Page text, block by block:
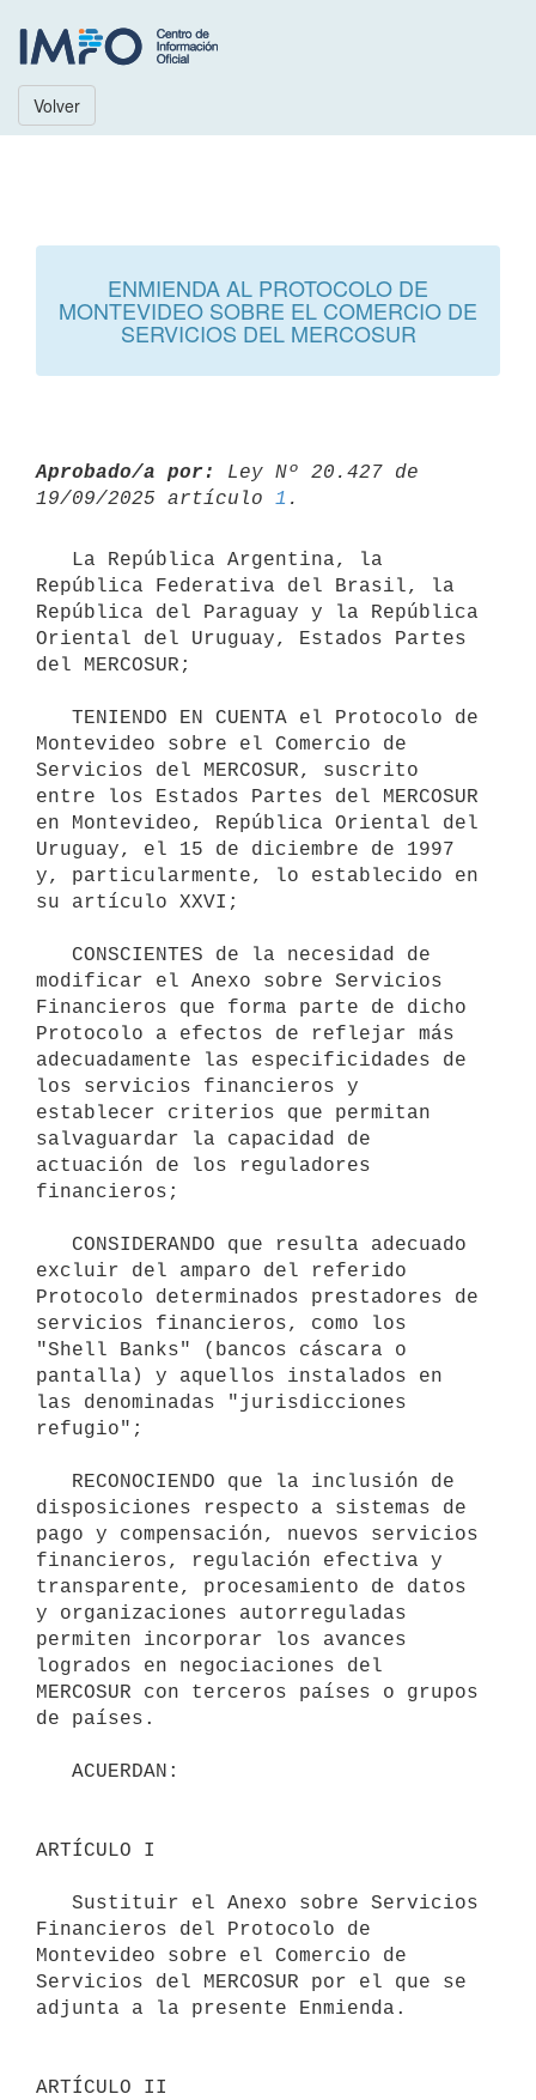
Volver
ENMIENDA AL PROTOCOLO DE
MONTEVIDEO SOBRE EL COMERCIO DE
SERVICIOS DEL MERCOSUR
Aprobado/a por:
Ley Nº 20.427 de
19/09/2025 artículo 1
República Federativa del Brasil, la
República del Paraguay y la República
Oriental del Uruguay, Estados Partes
del MERCOSUR;
Montevideo sobre el Comercio de
Servicios del MERCOSUR, suscrito
entre los Estados Partes del MERCOSUR
en Montevideo, República Oriental del
Uruguay, el 15 de diciembre de 1997
y, particularmente, lo establecido en
su artículo XXVI;
modificar el Anexo sobre Servicios
Financieros que forma parte de dicho
Protocolo a efectos de reflejar más
adecuadamente las especificidades de
los servicios financieros y
establecer criterios que permitan
salvaguardar la capacidad de
actuación de los reguladores
financieros;
excluir del amparo del referido
Protocolo determinados prestadores de
servicios financieros, como los
"Shell Banks" (bancos cáscara o
pantalla) y aquellos instalados en
las denominadas "jurisdicciones
refugio";
disposiciones respecto a sistemas de
pago y compensación, nuevos servicios
financieros, regulación efectiva y
transparente, procesamiento de datos
y organizaciones autorreguladas
permiten incorporar los avances
logrados en negociaciones del
MERCOSUR con terceros países o grupos
de países.
ARTÍCULO I
Financieros del Protocolo de
Montevideo sobre el Comercio de
Servicios del MERCOSUR por el que se
adjunta a la presente Enmienda.
ARTÍCULO II